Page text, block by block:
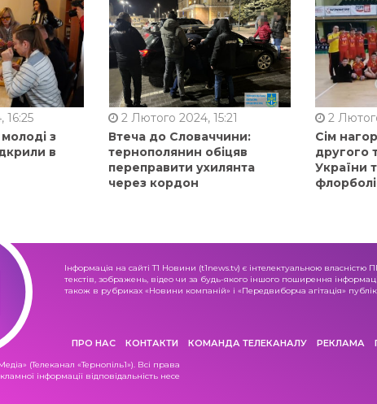
16:25
з
в
2 Лютого 2024, 15:21
Втеча до Словаччини:
тернополянин обіцяв
переправити ухилянта
через кордон
2
Сім
другого
України
Інформація на сайті Т1 Новини (t1news.tv) є інтелектуальною
текстів, зображень, відео чи за будь-якого іншого поширення
також в рубриках «Новини компаній» і «Передвиборча агітація»
ПРО НАС КОНТАКТИ КОМАНДА ТЕЛЕКАНАЛУ РЕКЛАМА
(Телеканал «Тернопіль1»). Всі права
інформації відповідальність несе